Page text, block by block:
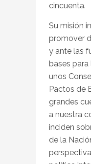
cincuenta.
Su misión
promover
y ante las
bases
unos
Pactos de
grandes
a nuestra
inciden
de la